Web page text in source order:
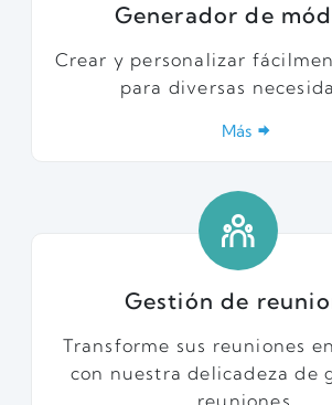
Generador de
Crear y personalizar
para diversas
Más
Gestión de
Transforme sus reuniones
con nuestra delicadeza de